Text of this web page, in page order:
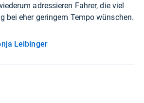
adressieren Fahrer, die viel
bei eher geringem Tempo wünschen.
Leibinger